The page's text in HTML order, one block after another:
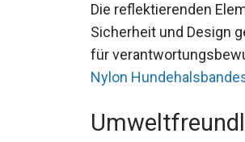
Die reflektierenden
Sicherheit und Design
für
Nylon